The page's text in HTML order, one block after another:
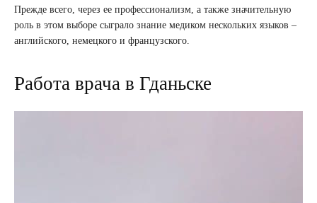
Прежде всего, через ее профессионализм, а также значительную
роль в этом выборе сыграло знание медиком нескольких языков –
английского, немецкого и французского.
Работа врача в Гданьске